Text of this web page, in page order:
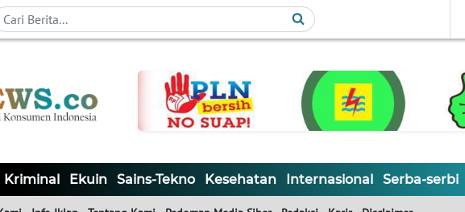
Kriminal Ekuin Sains-Tekno Kesehatan Internasional Serba-serbi